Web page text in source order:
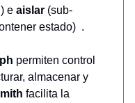
e aislar (sub-
estado) .
permiten control
almacenar y
facilita la